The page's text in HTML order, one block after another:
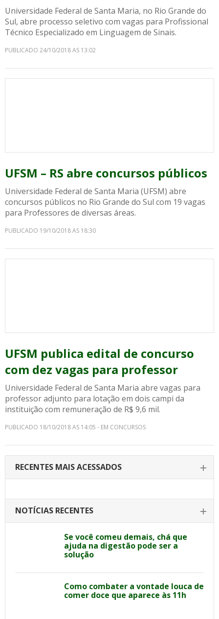
Universidade Federal de Santa Maria, no Rio Grande do
Sul, abre processo seletivo com vagas para Profissional
Técnico Especializado em Linguagem de Sinais.
PUBLICADO 24/10/2018 AS 13:02
UFSM – RS abre concursos públicos
Universidade Federal de Santa Maria (UFSM) abre
concursos públicos no Rio Grande do Sul com 19 vagas
para Professores de diversas áreas.
PUBLICADO 19/10/2018 AS 18:30
UFSM publica edital de concurso
com dez vagas para professor
Universidade Federal de Santa Maria abre vagas para
professor adjunto para lotação em dois campi da
instituição com remuneração de R$ 9,6 mil.
PUBLICADO 18/10/2018 AS 14:05 - EM CONCURSOS
RECENTES MAIS ACESSADOS
NOTÍCIAS RECENTES
Se você comeu demais, chá que
ajuda na digestão pode ser a
solução
Como combater a vontade louca de
comer doce que aparece às 11h